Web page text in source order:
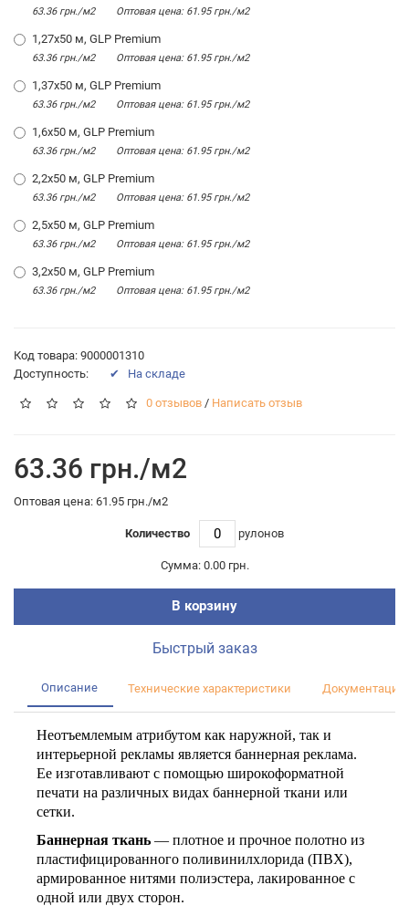
63.36 грн./м2 Оптовая цена: 61.95 грн./м2
1,27х50 м, GLP Premium
63.36 грн./м2 Оптовая цена: 61.95 грн./м2
1,37х50 м, GLP Premium
63.36 грн./м2 Оптовая цена: 61.95 грн./м2
1,6х50 м, GLP Premium
63.36 грн./м2 Оптовая цена: 61.95 грн./м2
2,2х50 м, GLP Premium
63.36 грн./м2 Оптовая цена: 61.95 грн./м2
2,5х50 м, GLP Premium
63.36 грн./м2 Оптовая цена: 61.95 грн./м2
3,2х50 м, GLP Premium
63.36 грн./м2 Оптовая цена: 61.95 грн./м2
Код товара: 9000001310
Доступность:
✔ На складе
0 отзывов / Написать отзыв
63.36 грн./м2
Оптовая цена: 61.95 грн./м2
Количество рулонов
Сумма: 0.00 грн.
В корзину
Быстрый заказ
Описание Технические характеристики Документация
Неотъемлемым атрибутом как наружной, так и
интерьерной рекламы является баннерная реклама.
Ее изготавливают с помощью широкоформатной
печати на различных видах баннерной ткани или
сетки.
Баннерная ткань — плотное и прочное полотно из
пластифицированного поливинилхлорида (ПВХ),
армированное нитями полиэстера, лакированное с
одной или двух сторон.